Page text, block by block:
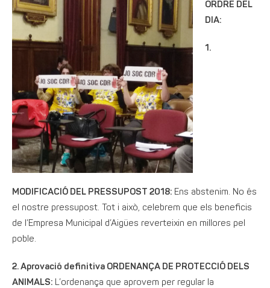
ORDRE DEL
DIA:
1.
MODIFICACIÓ DEL PRESSUPOST 2018: Ens abstenim. No és
el nostre pressupost. Tot i això, celebrem que els beneficis
de l’Empresa Municipal d’Aigües reverteixin en millores pel
poble.
2. Aprovació definitiva ORDENANÇA DE PROTECCIÓ DELS
ANIMALS: L’ordenança que aprovem per regular la